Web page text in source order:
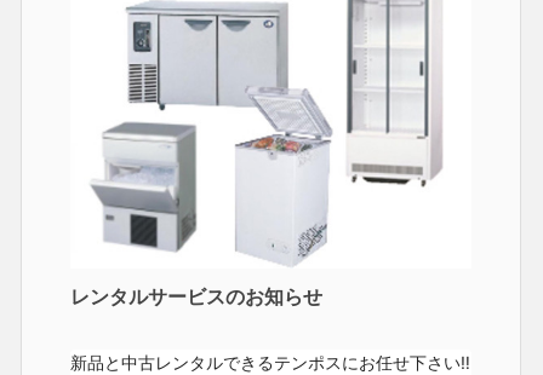
レンタルサービスのお知らせ
新品と中古レンタルできるテンポスにお任せ下さい‼️